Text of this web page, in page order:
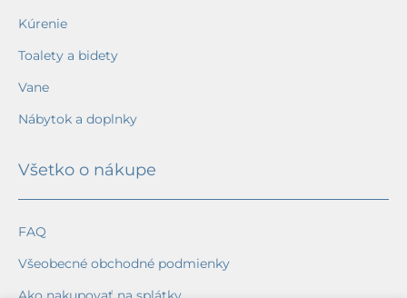
Kúrenie
Toalety a bidety
Vane
Nábytok a doplnky
Všetko o nákupe
FAQ
Všeobecné obchodné podmienky
Ako nakupovať na splátky